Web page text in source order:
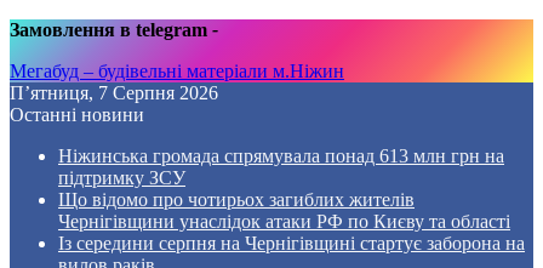
Замовлення в telegram -
Мегабуд – будівельні матеріали м.Ніжин
П’ятниця, 7 Серпня 2026
Останні новини
Ніжинська громада спрямувала понад 613 млн грн на
підтримку ЗСУ
Що відомо про чотирьох загиблих жителів
Чернігівщини унаслідок атаки РФ по Києву та області
Із середини серпня на Чернігівщині стартує заборона на